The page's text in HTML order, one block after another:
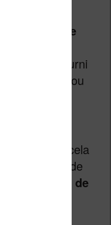
pour
communique
d’un outil fourni
ou Open AI ou
sa
?
parce que cela
la qualité de
sur la légalité de